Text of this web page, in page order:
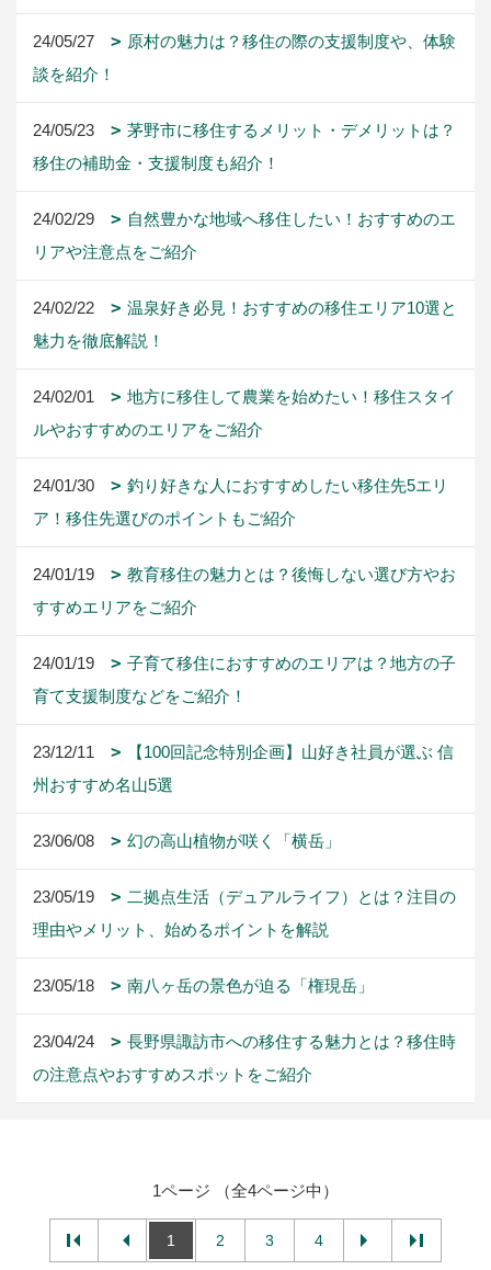
24/05/27
原村の魅力は？移住の際の支援制度や、体験
談を紹介！
24/05/23
茅野市に移住するメリット・デメリットは？
移住の補助金・支援制度も紹介！
24/02/29
自然豊かな地域へ移住したい！おすすめのエ
リアや注意点をご紹介
24/02/22
温泉好き必見！おすすめの移住エリア10選と
魅力を徹底解説！
24/02/01
地方に移住して農業を始めたい！移住スタイ
ルやおすすめのエリアをご紹介
24/01/30
釣り好きな人におすすめしたい移住先5エリ
ア！移住先選びのポイントもご紹介
24/01/19
教育移住の魅力とは？後悔しない選び方やお
すすめエリアをご紹介
24/01/19
子育て移住におすすめのエリアは？地方の子
育て支援制度などをご紹介！
23/12/11
【100回記念特別企画】山好き社員が選ぶ 信
州おすすめ名山5選
23/06/08 幻の高山植物が咲く「横岳」
23/05/19
二拠点生活（デュアルライフ）とは？注目の
理由やメリット、始めるポイントを解説
23/05/18 南八ヶ岳の景色が迫る「権現岳」
23/04/24
長野県諏訪市への移住する魅力とは？移住時
の注意点やおすすめスポットをご紹介
1ページ （全4ページ中）
1 2 3 4